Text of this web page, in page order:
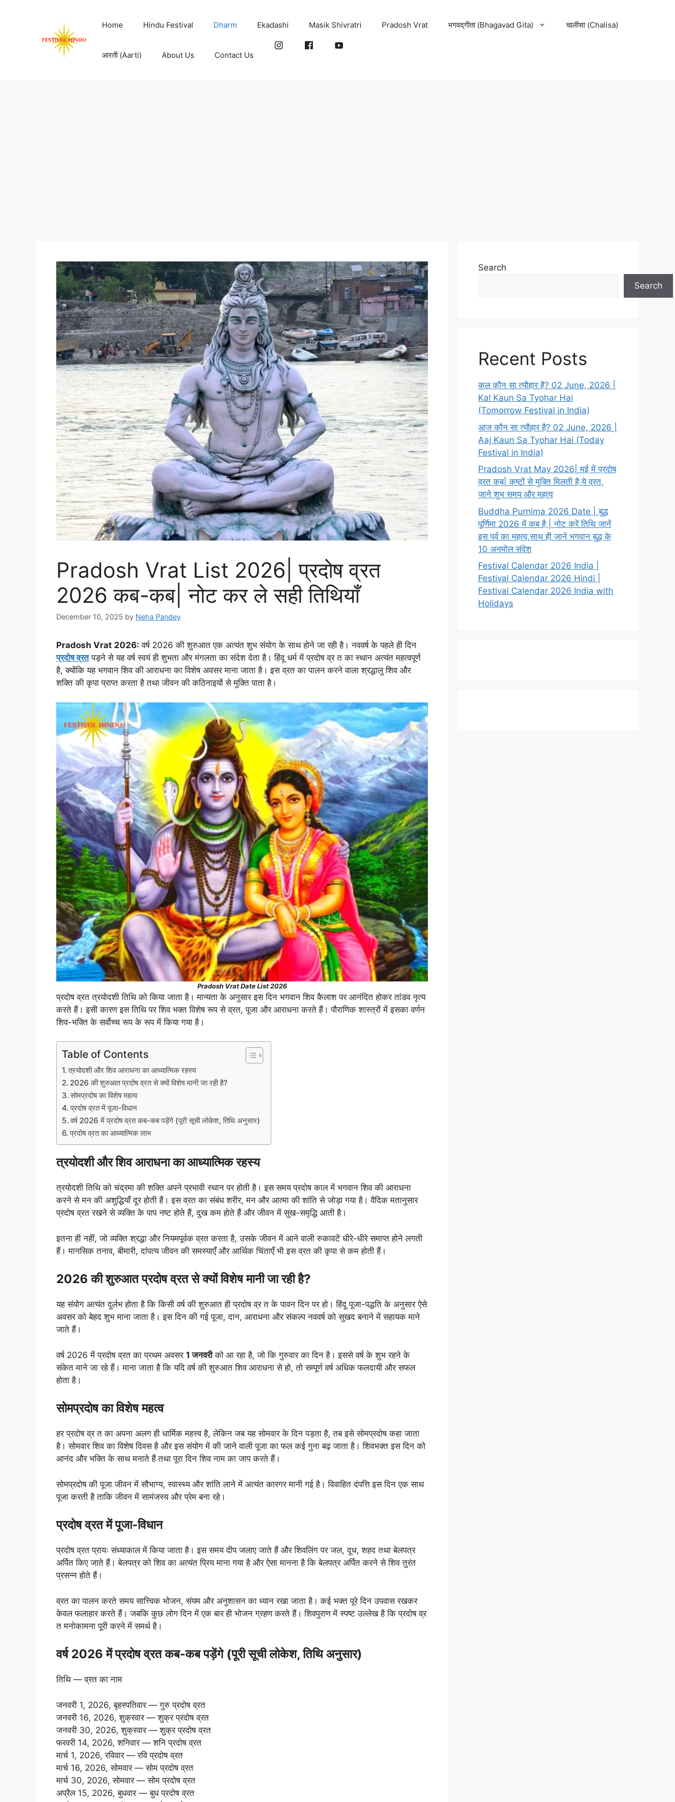
Home Hindu Festival Dharm Ekadashi Masik Shivratri Pradosh Vrat भगवद्‌गीता (Bhagavad Gita) चालीसा (Chalisa)
आरती (Aarti) About Us Contact Us
Pradosh Vrat List 2026| प्रदोष व्रत
2026 कब-कब| नोट कर ले सही तिथियाँ
December 10, 2025 by Neha Pandey
Pradosh Vrat 2026: वर्ष 2026 की शुरुआत एक अत्यंत शुभ संयोग के साथ होने जा रही है। नववर्ष के पहले ही दिन
प्रदोष व्रतपड़ने से यह वर्ष स्वयं ही शुभता और मंगलता का संदेश देता है। हिंदू धर्म में प्रदोष व्र त का स्थान अत्यंत महत्वपूर्ण
है, क्योंकि यह भगवान शिव की आराधना का विशेष अवसर माना जाता है। इस व्रत का पालन करने वाला श्रद्धालु शिव और
शक्ति की कृपा प्राप्त करता है तथा जीवन की कठिनाइयों से मुक्ति पाता है।
Pradosh Vrat Date List 2026
प्रदोष व्रत त्रयोदशी तिथि को किया जाता है। मान्यता के अनुसार इस दिन भगवान शिव कैलाश पर आनंदित होकर तांडव नृत्य
करते हैं। इसी कारण इस तिथि पर शिव भक्त विशेष रूप से व्रत, पूजा और आराधना करते हैं। पौराणिक शास्त्रों में इसका वर्णन
शिव-भक्ति के सर्वोच्च रूप के रूप में किया गया है।
Table of Contents
त्रयोदशी और शिव आराधना का आध्यात्मिक रहस्य
2026 की शुरुआत प्रदोष व्रत से क्यों विशेष मानी जा रही है?
सोमप्रदोष का विशेष महत्व
प्रदोष व्रत में पूजा-विधान
वर्ष 2026 में प्रदोष व्रत कब-कब पड़ेंगे (पूरी सूची लोकेश, तिथि अनुसार)
प्रदोष व्रत का आध्यात्मिक लाभ
त्रयोदशी और शिव आराधना का आध्यात्मिक रहस्य
त्रयोदशी तिथि को चंद्रमा की शक्ति अपने प्रभावी स्थान पर होती है। इस समय प्रदोष काल में भगवान शिव की आराधना
करने से मन की अशुद्धियाँ दूर होती हैं। इस व्रत का संबंध शरीर, मन और आत्मा की शांति से जोड़ा गया है। वैदिक मतानुसार
प्रदोष व्रत रखने से व्यक्ति के पाप नष्ट होते हैं, दुख कम होते हैं और जीवन में सुख-समृद्धि आती है।
इतना ही नहीं, जो व्यक्ति श्रद्धा और नियमपूर्वक व्रत करता है, उसके जीवन में आने वाली रुकावटें धीरे-धीरे समाप्त होने लगती
हैं। मानसिक तनाव, बीमारी, दांपत्य जीवन की समस्याएँ और आर्थिक चिंताएँ भी इस व्रत की कृपा से कम होती हैं।
2026 की शुरुआत प्रदोष व्रत से क्यों विशेष मानी जा रही है?
यह संयोग अत्यंत दुर्लभ होता है कि किसी वर्ष की शुरुआत ही प्रदोष व्र त के पावन दिन पर हो। हिंदू पूजा-पद्धति के अनुसार ऐसे
अवसर को बेहद शुभ माना जाता है। इस दिन की गई पूजा, दान, आराधना और संकल्प नववर्ष को सुखद बनाने में सहायक माने
जाते हैं।
वर्ष 2026 में प्रदोष व्रत का प्रथम अवसर 1 जनवरीको आ रहा है, जो कि गुरुवार का दिन है। इससे वर्ष के शुभ रहने के
संकेत माने जा रहे हैं। माना जाता है कि यदि वर्ष की शुरुआत शिव आराधना से हो, तो सम्पूर्ण वर्ष अधिक फलदायी और सफल
होता है।
सोमप्रदोष का विशेष महत्व
हर प्रदोष व्र त का अपना अलग ही धार्मिक महत्त्व है, लेकिन जब यह सोमवार के दिन पड़ता है, तब इसे सोमप्रदोष कहा जाता
है। सोमवार शिव का विशेष दिवस है और इस संयोग में की जाने वाली पूजा का फल कई गुना बढ़ जाता है। शिवभक्त इस दिन को
आनंद और भक्ति के साथ मनाते हैं तथा पूरा दिन शिव नाम का जाप करते हैं।
सोमप्रदोष की पूजा जीवन में सौभाग्य, स्वास्थ्य और शांति लाने में अत्यंत कारगर मानी गई है। विवाहित दंपत्ति इस दिन एक साथ
पूजा करती है ताकि जीवन में सामंजस्य और प्रेम बना रहे।
प्रदोष व्रत में पूजा-विधान
प्रदोष व्रत प्रायः संध्याकाल में किया जाता है। इस समय दीप जलाए जाते हैं और शिवलिंग पर जल, दूध, शहद तथा बेलपत्र
अर्पित किए जाते हैं। बेलपत्र को शिव का अत्यंत प्रिय माना गया है और ऐसा मानना है कि बेलपत्र अर्पित करने से शिव तुरंत
प्रसन्न होते हैं।
व्रत का पालन करते समय सात्त्विक भोजन, संयम और अनुशासन का ध्यान रखा जाता है। कई भक्त पूरे दिन उपवास रखकर
केवल फलाहार करते हैं। जबकि कुछ लोग दिन में एक बार ही भोजन ग्रहण करते हैं। शिवपुराण में स्पष्ट उल्लेख है कि प्रदोष व्र
त मनोकामना पूरी करने में समर्थ है।
वर्ष 2026 में प्रदोष व्रत कब-कब पड़ेंगे (पूरी सूची लोकेश, तिथि अनुसार)
तिथि — व्रत का नाम
जनवरी 1, 2026, बृहस्पतिवार — गुरु प्रदोष व्रत
जनवरी 16, 2026, शुक्रवार — शुक्र प्रदोष व्रत
जनवरी 30, 2026, शुक्रवार — शुक्र प्रदोष व्रत
फरवरी 14, 2026, शनिवार — शनि प्रदोष व्रत
मार्च 1, 2026, रविवार — रवि प्रदोष व्रत
मार्च 16, 2026, सोमवार — सोम प्रदोष व्रत
मार्च 30, 2026, सोमवार — सोम प्रदोष व्रत
अप्रैल 15, 2026, बुधवार — बुध प्रदोष व्रत
Search
Search
Recent Posts
कल कौन सा त्यौहार है? 02 June, 2026 |
Kal Kaun Sa Tyohar Hai
(Tomorrow Festival in India)
आज कौन सा त्यौहार है? 02 June, 2026 |
Aaj Kaun Sa Tyohar Hai (Today
Festival in India)
Pradosh Vrat May 2026| मई में प्रदोष
व्रत कब| कष्टों से मुक्ति मिलती है ये व्रत,
जाने शुभ समय और महत्व
Buddha Purnima 2026 Date | बुद्ध
पूर्णिमा 2026 में कब है | नोट करें तिथि जानें
इस पर्व का महत्व,साथ ही जाने भगवान बुद्ध के
10 अनमोल संदेश
Festival Calendar 2026 India |
Festival Calendar 2026 Hindi |
Festival Calendar 2026 India with
Holidays